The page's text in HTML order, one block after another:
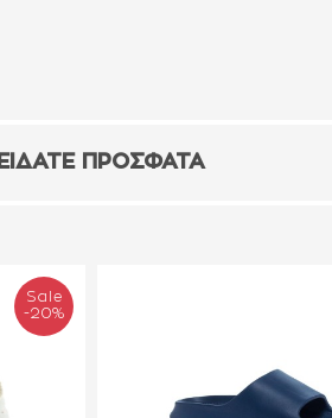
ΕΙΔΑΤΕ ΠΡΟΣΦΑΤΑ
Sale
-20%